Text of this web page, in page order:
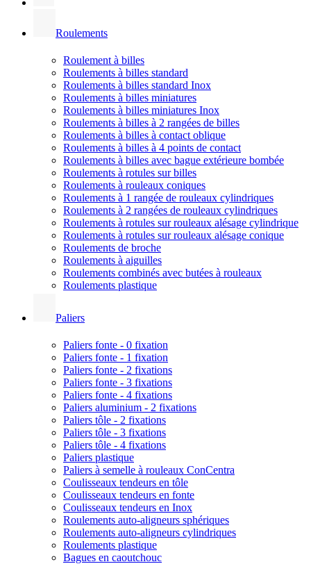
Roulements
Roulement à billes
Roulements à billes standard
Roulements à billes standard Inox
Roulements à billes miniatures
Roulements à billes miniatures Inox
Roulements à billes à 2 rangées de billes
Roulements à billes à contact oblique
Roulements à billes à 4 points de contact
Roulements à billes avec bague extérieure bombée
Roulements à rotules sur billes
Roulements à rouleaux coniques
Roulements à 1 rangée de rouleaux cylindriques
Roulements à 2 rangées de rouleaux cylindriques
Roulements à rotules sur rouleaux alésage cylindrique
Roulements à rotules sur rouleaux alésage conique
Roulements de broche
Roulements à aiguilles
Roulements combinés avec butées à rouleaux
Roulements plastique
Paliers
Paliers fonte - 0 fixation
Paliers fonte - 1 fixation
Paliers fonte - 2 fixations
Paliers fonte - 3 fixations
Paliers fonte - 4 fixations
Paliers aluminium - 2 fixations
Paliers tôle - 2 fixations
Paliers tôle - 3 fixations
Paliers tôle - 4 fixations
Paliers plastique
Paliers à semelle à rouleaux ConCentra
Coulisseaux tendeurs en tôle
Coulisseaux tendeurs en fonte
Coulisseaux tendeurs en Inox
Roulements auto-aligneurs sphériques
Roulements auto-aligneurs cylindriques
Roulements plastique
Bagues en caoutchouc